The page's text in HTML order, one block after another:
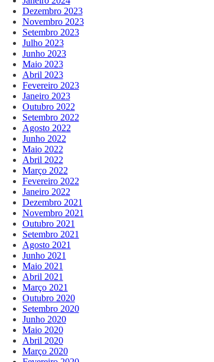
Dezembro 2023
Novembro 2023
Setembro 2023
Julho 2023
Junho 2023
Maio 2023
Abril 2023
Fevereiro 2023
Janeiro 2023
Outubro 2022
Setembro 2022
Agosto 2022
Junho 2022
Maio 2022
Abril 2022
Março 2022
Fevereiro 2022
Janeiro 2022
Dezembro 2021
Novembro 2021
Outubro 2021
Setembro 2021
Agosto 2021
Junho 2021
Maio 2021
Abril 2021
Março 2021
Outubro 2020
Setembro 2020
Junho 2020
Maio 2020
Abril 2020
Março 2020